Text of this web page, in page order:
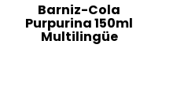
Barniz-Cola
Purpurina 150ml
Multilingüe